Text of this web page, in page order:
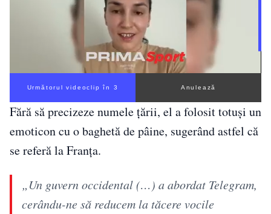
Următorul videoclip în 3 Anulează
Fără să precizeze numele țării, el a folosit totuși un
emoticon cu o baghetă de pâine, sugerând astfel că
se referă la Franța.
„Un guvern occidental (…) a abordat Telegram,
cerându-ne să reducem la tăcere vocile